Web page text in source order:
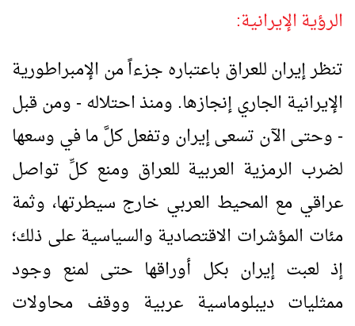
الرؤية الإيرانية:
تنظر إيران للعراق باعتباره جزءاً من الإمبراطورية
الإيرانية الجاري إنجازها. ومنذ احتلاله - ومن قبل
- وحتى الآن تسعى إيران وتفعل كلَّ ما في وسعها
لضرب الرمزية العربية للعراق ومنع كلِّ تواصل
عراقي مع المحيط العربي خارج سيطرتها، وثمة
مئات المؤشرات الاقتصادية والسياسية على ذلك؛
إذ لعبت إيران بكل أوراقها حتى لمنع وجود
ممثليات ديبلوماسية عربية ووقف محاولات